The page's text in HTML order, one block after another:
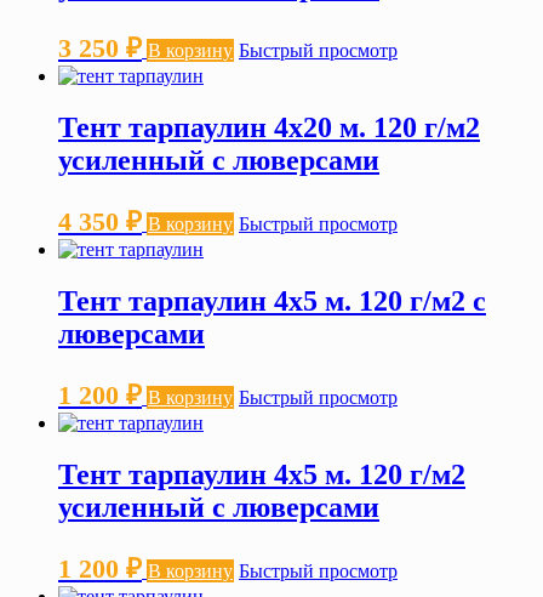
3 250 ₽ В корзину Быстрый просмотр
Тент тарпаулин 4х20 м. 120 г/м2
усиленный с люверсами
4 350 ₽ В корзину Быстрый просмотр
Тент тарпаулин 4х5 м. 120 г/м2 с
люверсами
1 200 ₽ В корзину Быстрый просмотр
Тент тарпаулин 4х5 м. 120 г/м2
усиленный с люверсами
1 200 ₽ В корзину Быстрый просмотр